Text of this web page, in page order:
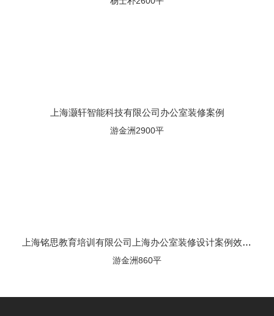
上海灏轩智能科技有限公司办公室装修案例
游金洲2900平
上海铭思教育培训有限公司上海办公室装修设计案例效果图
游金洲860平